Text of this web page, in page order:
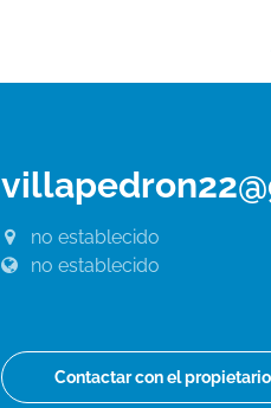
no establecido
no establecido
Contactar con el propietario